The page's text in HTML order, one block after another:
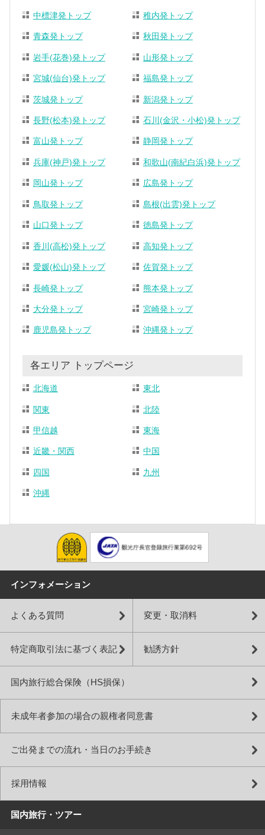
中標津発トップ 稚内発トップ
青森発トップ 秋田発トップ
岩手(花巻)発トップ 山形発トップ
宮城(仙台)発トップ 福島発トップ
茨城発トップ 新潟発トップ
長野(松本)発トップ 石川(金沢・小松)発トップ
富山発トップ 静岡発トップ
兵庫(神戸)発トップ 和歌山(南紀白浜)発トップ
岡山発トップ 広島発トップ
鳥取発トップ 島根(出雲)発トップ
山口発トップ 徳島発トップ
香川(高松)発トップ 高知発トップ
愛媛(松山)発トップ 佐賀発トップ
長崎発トップ 熊本発トップ
大分発トップ 宮崎発トップ
鹿児島発トップ 沖縄発トップ
各エリア トップページ
北海道 東北
関東 北陸
甲信越 東海
近畿・関西 中国
四国 九州
沖縄
インフォメーション
よくある質問 変更・取消料
特定商取引法に基づく表記 勧誘方針
国内旅行総合保険（HS損保）
未成年者参加の場合の親権者同意書
ご出発までの流れ・当日のお手続き
採用情報
国内旅行・ツアー